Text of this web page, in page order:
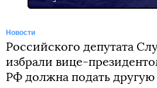
Новости
Российского депутата
избрали вице-
РФ должна подать другую